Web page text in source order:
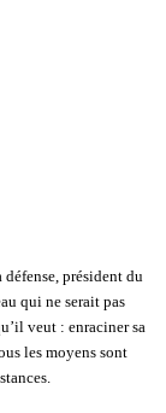
président du
qui ne serait pas
veut : enraciner sa
les moyens sont